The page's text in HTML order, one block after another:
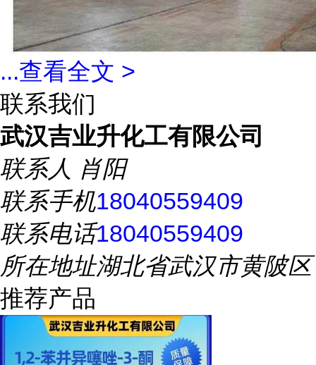
...查看全文 >
联系我们
武汉吉业升化工有限公司
联系人 肖阳
联系手机18040559409
联系电话18040559409
所在地址湖北省武汉市黄陂区
推荐产品